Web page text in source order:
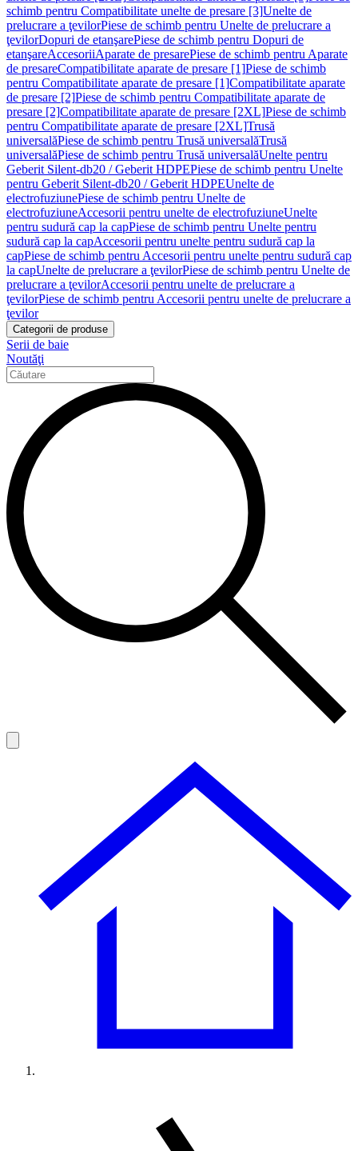
schimb pentru Compatibilitate unelte de presare [3]Unelte de
prelucrare a ţevilorPiese de schimb pentru Unelte de prelucrare a
ţevilorDopuri de etanşarePiese de schimb pentru Dopuri de
etanşareAccesoriiAparate de presarePiese de schimb pentru Aparate
de presareCompatibilitate aparate de presare [1]Piese de schimb
pentru Compatibilitate aparate de presare [1]Compatibilitate aparate
de presare [2]Piese de schimb pentru Compatibilitate aparate de
presare [2]Compatibilitate aparate de presare [2XL]Piese de schimb
pentru Compatibilitate aparate de presare [2XL]Trusă
universalăPiese de schimb pentru Trusă universalăTrusă
universalăPiese de schimb pentru Trusă universalăUnelte pentru
Geberit Silent-db20 / Geberit HDPEPiese de schimb pentru Unelte
pentru Geberit Silent-db20 / Geberit HDPEUnelte de
electrofuziunePiese de schimb pentru Unelte de
electrofuziuneAccesorii pentru unelte de electrofuziuneUnelte
pentru sudură cap la capPiese de schimb pentru Unelte pentru
sudură cap la capAccesorii pentru unelte pentru sudură cap la
capPiese de schimb pentru Accesorii pentru unelte pentru sudură cap
la capUnelte de prelucrare a ţevilorPiese de schimb pentru Unelte de
prelucrare a ţevilorAccesorii pentru unelte de prelucrare a
ţevilorPiese de schimb pentru Accesorii pentru unelte de prelucrare a
ţevilor
Categorii de produse
Serii de baie
Noutăţi